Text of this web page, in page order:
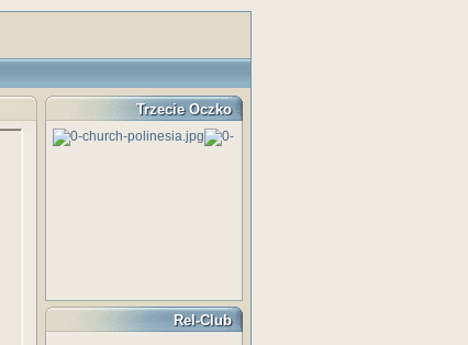
Trzecie Oczko
Rel-Club